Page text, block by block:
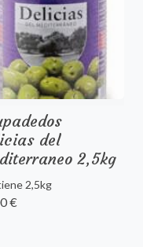
del
2,5kg
2,5kg
€